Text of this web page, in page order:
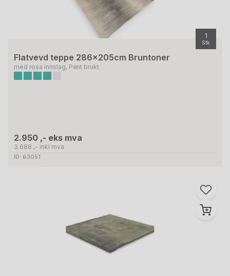
1
Stk
Flatvevd teppe 286x205cm Bruntoner
med rosa innslag, Pent brukt
2.950 ,- eks mva
3.688 ,- inkl mva
ID: 63051